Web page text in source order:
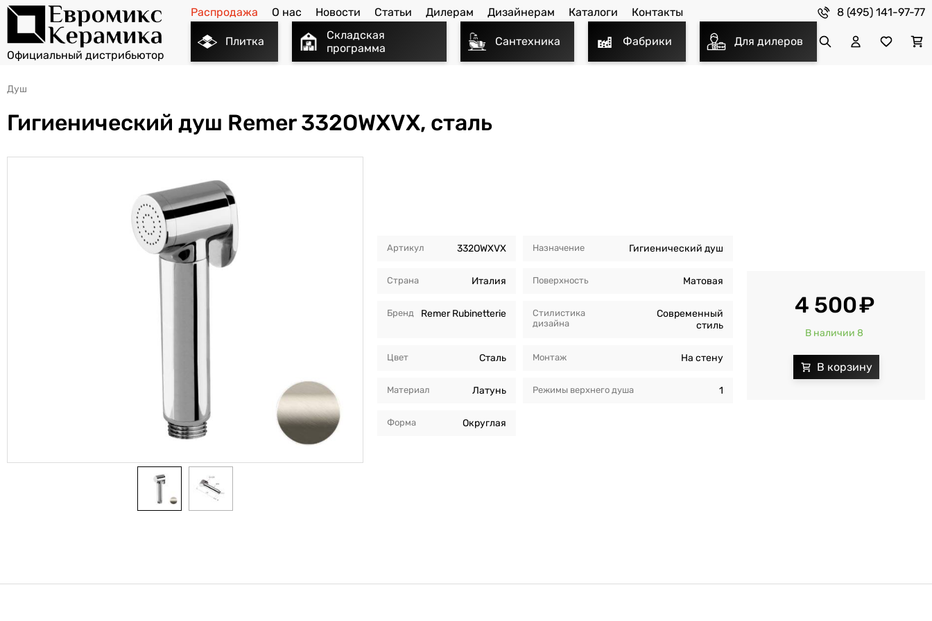
Распродажа О нас Новости Статьи Дилерам Дизайнерам Каталоги Контакты 8 (495) 141-97-77
Плитка
Складская
программа
Сантехника Фабрики Для дилеров
Душ
Гигиенический душ Remer 332OWXVX, сталь
Артикул 332OWXVX
Страна Италия
Бренд Remer Rubinetterie
Цвет Сталь
Материал Латунь
Форма Округлая
Назначение Гигиенический душ
Поверхность Матовая
Стилистика
дизайна
Современный
стиль
Монтаж На стену
Режимы верхнего душа 1
4 500
В наличии 8